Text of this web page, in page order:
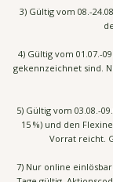
3) Gültig vom 08.-
4) Gültig vom 01.07.-
gekennzeichnet sind.
5) Gültig vom 03.08.-
15 %) und den
Vorrat reicht.
7) Nur online